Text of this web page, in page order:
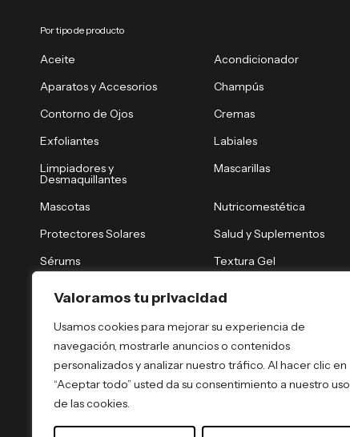
Valoramos tu privacidad
Usamos cookies para mejorar su experiencia de
navegación, mostrarle anuncios o contenidos
personalizados y analizar nuestro tráfico. Al hacer clic en
“Aceptar todo” usted da su consentimiento a nuestro uso
de las cookies.
Por tipo de producto
Aceite
Acondicionador
Aparatos y Accesorios
Champús
Contorno de Ojos
Cremas
Exfoliantes
Labiales
Limpiadores y
Desmaquillantes
Mascarillas
Mascotas
Nutricomestética
Protectores Solares
Salud y Suplementos
Sérums
Textura Gel